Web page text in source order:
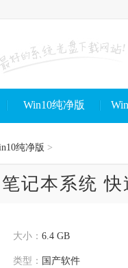
Win10纯净版
纯净版 >
记本系统 快
大小： 6.4 GB
类型： 国产软件